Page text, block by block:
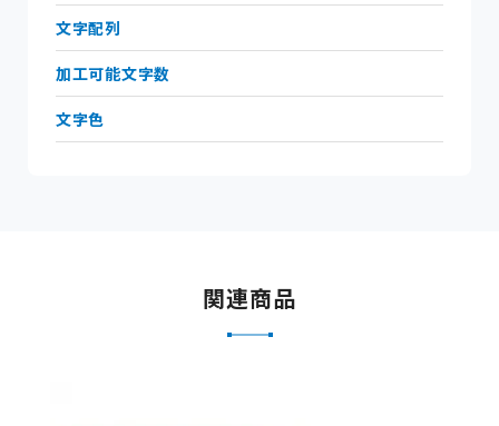
文字配列
加工可能文字数
文字色
関連商品